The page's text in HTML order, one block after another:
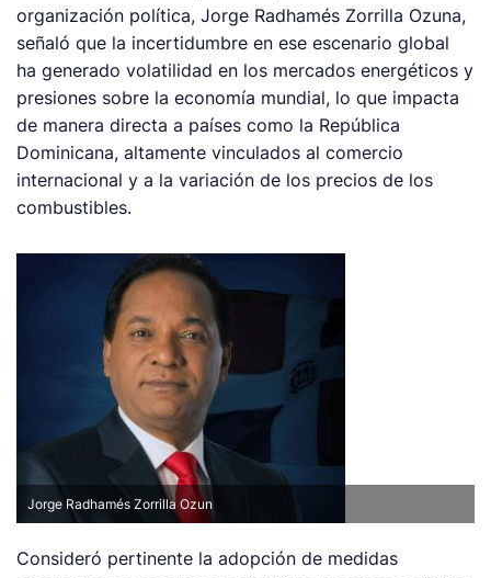
organización política, Jorge Radhamés Zorrilla Ozuna,
señaló que la incertidumbre en ese escenario global
ha generado volatilidad en los mercados energéticos y
presiones sobre la economía mundial, lo que impacta
de manera directa a países como la República
Dominicana, altamente vinculados al comercio
internacional y a la variación de los precios de los
combustibles.
Jorge Radhamés Zorrilla Ozun
Consideró pertinente la adopción de medidas